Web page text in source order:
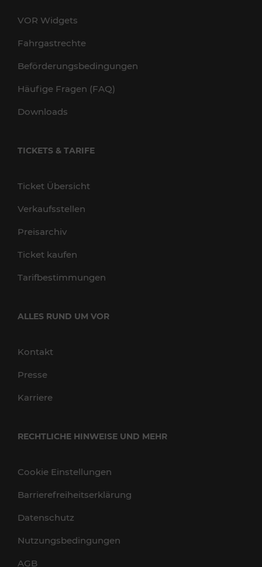
VOR Widgets
Fahrgastrechte
Beförderungsbedingungen
Häufige Fragen (FAQ)
Downloads
TICKETS & TARIFE
Ticket Übersicht
Verkaufsstellen
Preisarchiv
Ticket kaufen
Tarifbestimmungen
ALLES RUND UM VOR
Kontakt
Presse
Karriere
RECHTLICHE HINWEISE UND MEHR
Cookie Einstellungen
Barrierefreiheitserklärung
Datenschutz
Nutzungsbedingungen
AGB